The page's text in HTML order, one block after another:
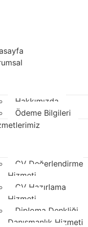
Hakkımızda
Ödeme Bilgileri
CV Değerlendirme
Hizmeti
CV Hazırlama
Hizmeti
Diploma Denkliği
Danışmanlık Hizmeti